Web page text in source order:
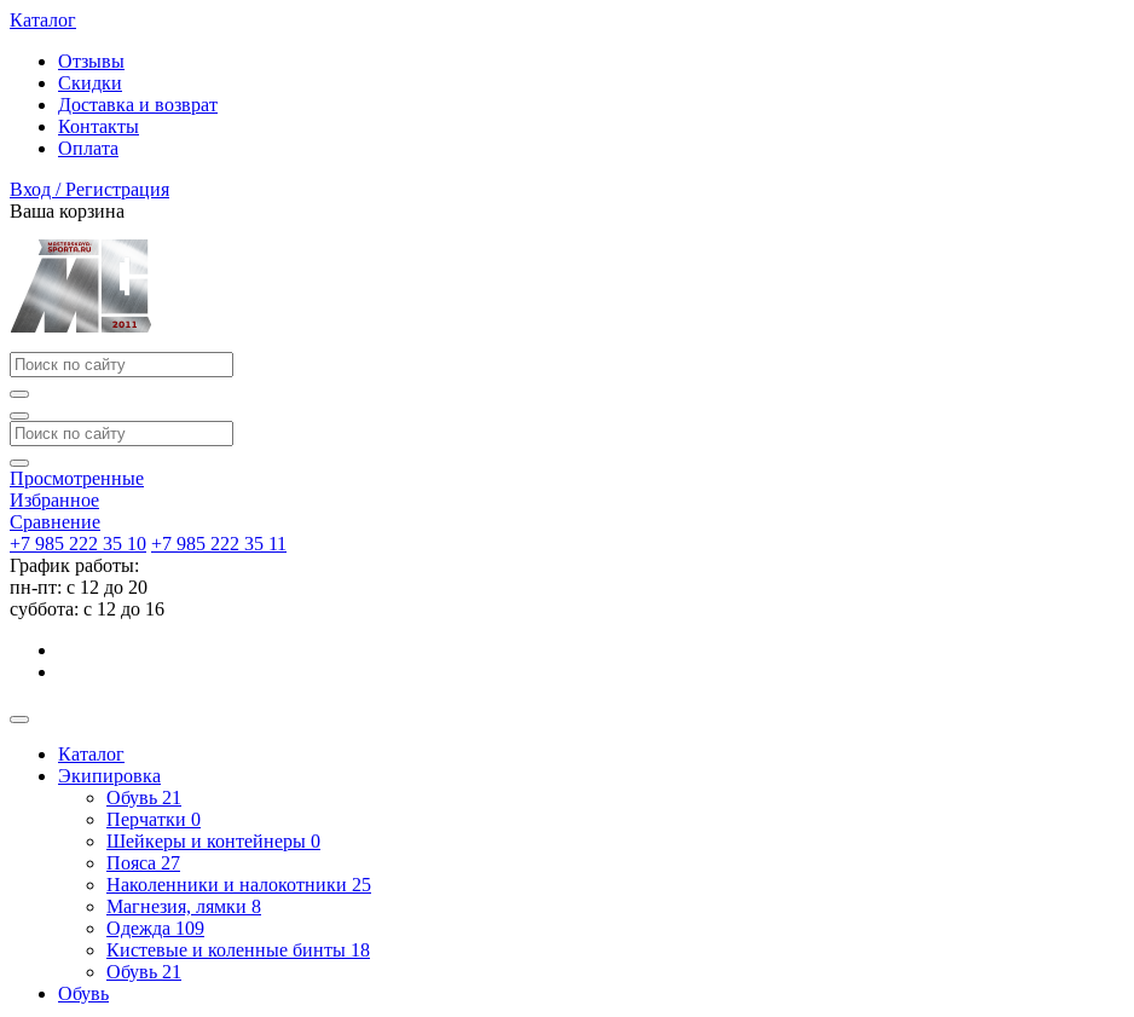
Каталог
Отзывы
Скидки
Доставка и возврат
Контакты
Оплата
Вход / Регистрация
Ваша корзина
Просмотренные
Избранное
Сравнение
+7 985 222 35 10 +7 985 222 35 11
График работы:
пн-пт: с 12 до 20
суббота: c 12 до 16
Каталог
Экипировка
Обувь 21
Перчатки 0
Шейкеры и контейнеры 0
Пояса 27
Наколенники и налокотники 25
Магнезия, лямки 8
Одежда 109
Кистевые и коленные бинты 18
Обувь 21
Обувь